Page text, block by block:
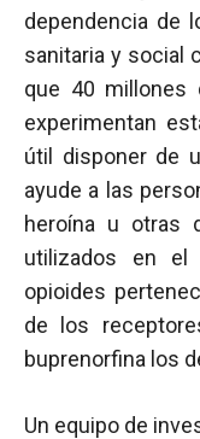
dependencia de
sanitaria y social
que 40 millones
experimentan
útil disponer de
ayude a las
heroína u otras
utilizados en el
opioides
de los
buprenorfina los
Un equipo de